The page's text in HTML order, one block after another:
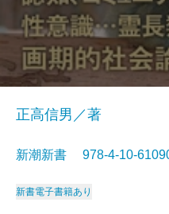
正高信男／著
新潮新書 978-4-10-
新書電子書籍あり